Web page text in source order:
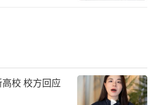
校 校方回应